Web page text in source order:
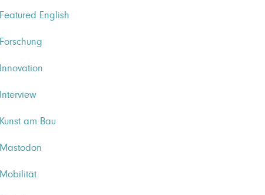
Featured English
Forschung
Innovation
Interview
Kunst am Bau
Mastodon
Mobilität